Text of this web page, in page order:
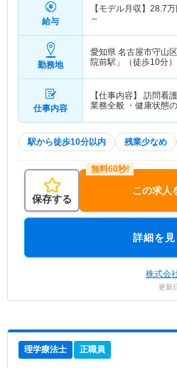
給与
【モデル月収】 28.7万
～
勤務地
愛知県 名古屋市守山区
院前駅」（徒歩10分）
仕事内容
【仕事内容】 訪問看
業務全般 ・健康状態
駅から徒歩10分以内 残業少なめ
保存する
この求人
詳細を見
株式会
更新
理学療法士 正職員